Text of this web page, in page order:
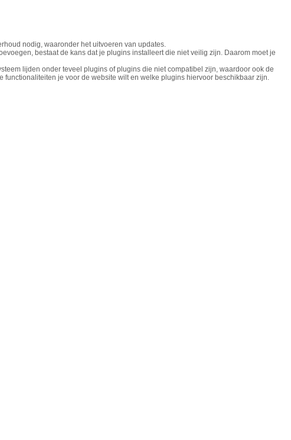
nodig, waaronder het uitvoeren van updates.
bestaat de kans dat je plugins installeert die niet veilig zijn. Daarom moet je
lijden onder teveel plugins of plugins die niet compatibel zijn, waardoor ook de
je voor de website wilt en welke plugins hiervoor beschikbaar zijn.